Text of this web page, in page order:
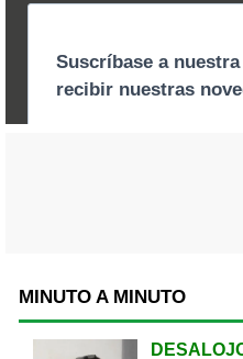
MINUTO A MINUTO